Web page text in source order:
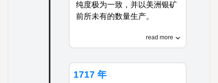
纯度极为一致，并以美洲银矿
前所未有的数量生产。
多后来货币的模型。
read more
1717 年